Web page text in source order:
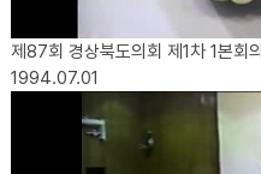
제87회 경상북도의회 제1차 1본회의
1994.07.01